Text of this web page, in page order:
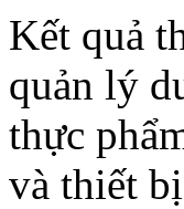
Kết quả
quản lý
thực
và thiết